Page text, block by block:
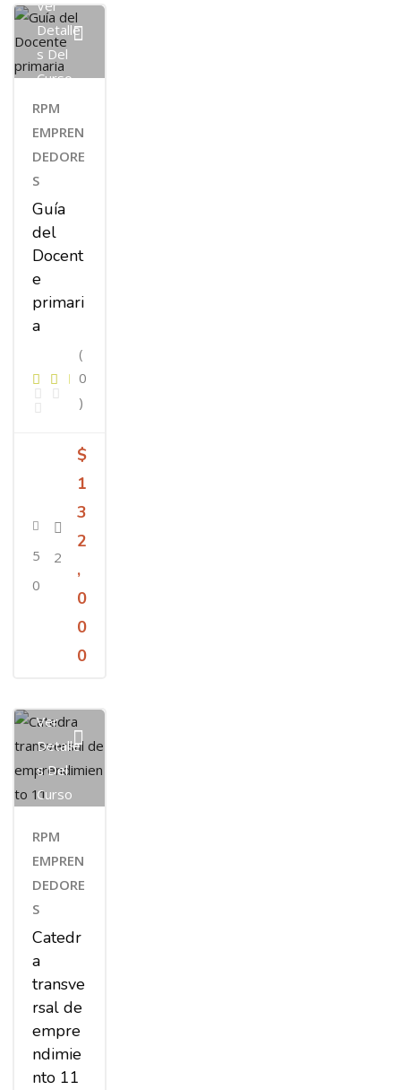
Ver
Detalle
S Del
Curso
RPM
EMPREN
DEDORE
S
Guía
del
Docent
e
primari
a
(
0
)
5
0
2
$
1
3
2
,
0
0
0
Ver
Detalle
S Del
Curso
RPM
EMPREN
DEDORE
S
Catedr
a
transve
rsal de
empre
ndimie
nto 11